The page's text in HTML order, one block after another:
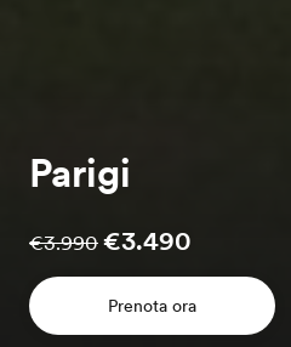
Parigi
€3.990€3.490
Prenota ora